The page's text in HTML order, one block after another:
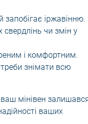
іржавінню.
чи змін у
і комфортним.
знімати всю
мінівен
ваших